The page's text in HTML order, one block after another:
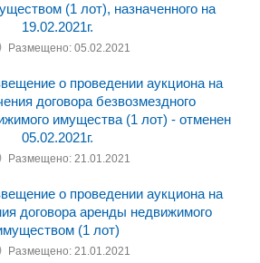
(1 лот), назначенного на
19.02.2021г.
Размещено: 05.02.2021
о проведении аукциона на
договора безвозмездного
имущества (1 лот) - отменен
05.02.2021г.
Размещено: 21.01.2021
о проведении аукциона на
договора аренды недвижимого
(1 лот)
Размещено: 21.01.2021